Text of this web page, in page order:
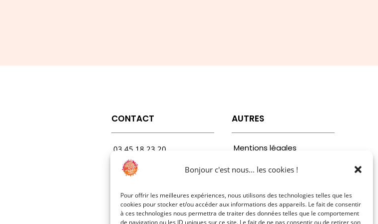
Bonjour c'est nous... les cookies !
Pour offrir les meilleures expériences, nous utilisons des technologies telles que les
cookies pour stocker et/ou accéder aux informations des appareils. Le fait de consentir
à ces technologies nous permettra de traiter des données telles que le comportement
de navigation ou les ID uniques sur ce site. Le fait de ne pas consentir ou de retirer son
CONTACT
03.45.18.23.20
contact@rfvaa.com
1 Avenue Garibaldi
AUTRES
Mentions légales
Politiques de